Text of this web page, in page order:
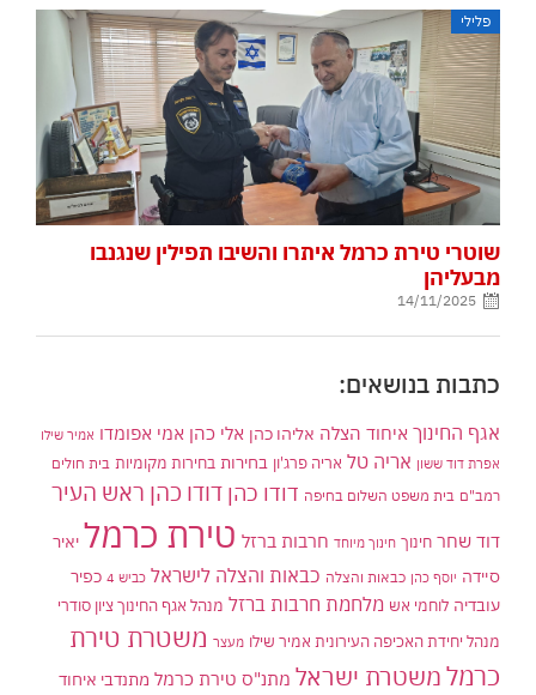
פלילי
שוטרי טירת כרמל איתרו והשיבו תפילין שנגנבו
מבעליהן
14/11/2025
כתבות בנושאים:
אגף החינוך איחוד הצלה אליהו כהן אלי כהן אמי אפומדו אמיר שילו
אפרת דוד ששון אריה טל אריה פרג'ון בחירות בחירות מקומיות בית חולים
רמב"ם בית משפט השלום בחיפה דודו כהן דודו כהן ראש העיר
דוד שחר חינוך חינוך מיוחד חרבות ברזל טירת כרמל יאיר
סיידה יוסף כהן כבאות והצלה כבאות והצלה לישראל כביש 4
כפיר
עובדיה לוחמי אש מלחמת חרבות ברזל מנהל אגף החינוך ציון סודרי
מנהל יחידת האכיפה העירונית אמיר שילו מעצר משטרת טירת
כרמלמשטרת ישראל מתנ"ס טירת כרמל מתנדבי איחוד